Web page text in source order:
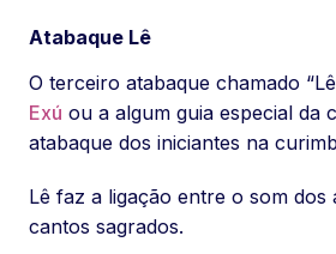
Atabaque Lê
O terceiro atabaque chamado
Exú ou a algum guia especial da
atabaque dos iniciantes na
Lê faz a ligação entre o som dos
cantos sagrados.